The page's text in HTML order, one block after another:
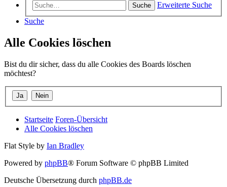
Suche
Erweiterte Suche
Suche
Alle Cookies löschen
Bist du dir sicher, dass du alle Cookies des Boards löschen
möchtest?
Startseite Foren-Übersicht
Alle Cookies löschen
Flat Style by Ian Bradley
Powered by phpBB® Forum Software © phpBB Limited
Deutsche Übersetzung durch phpBB.de